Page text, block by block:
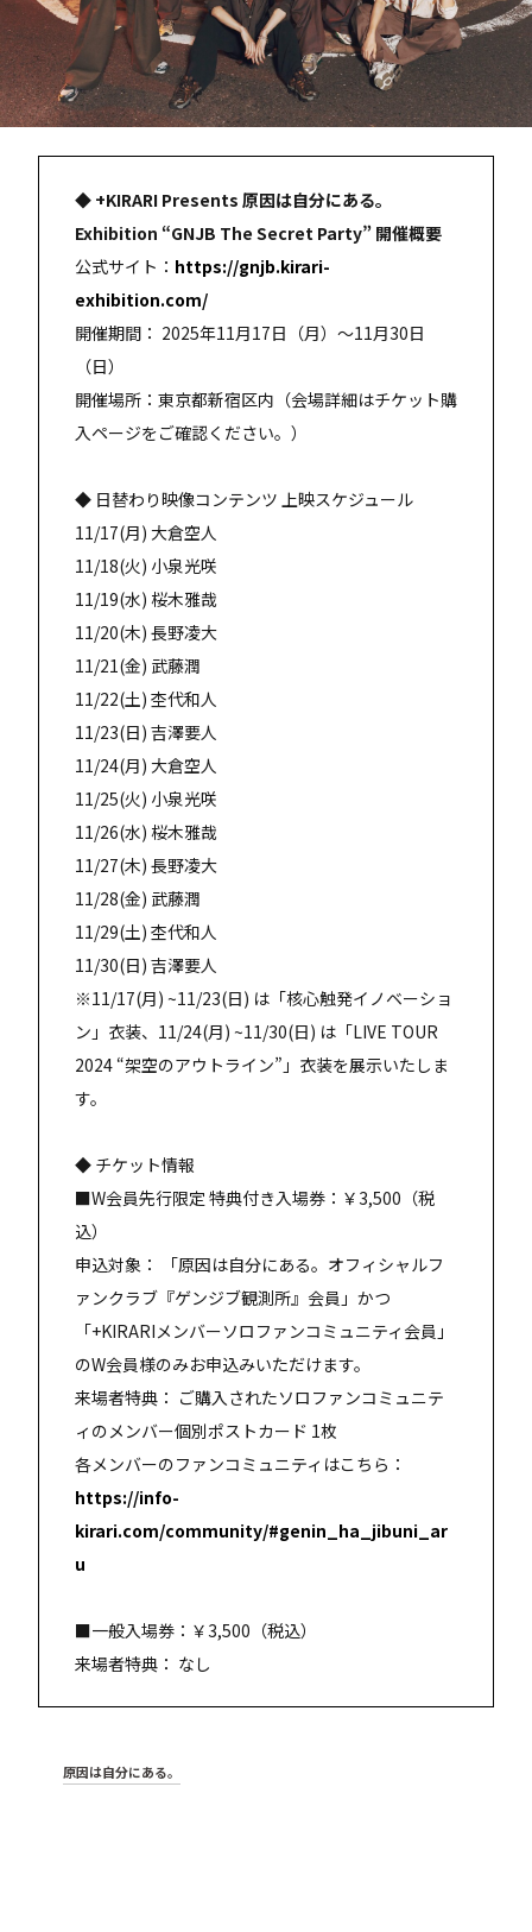
◆ +KIRARI Presents 原因は自分にある。
Exhibition “GNJB The Secret Party” 開催概要
公式サイト： https://gnjb.kirari-
exhibition.com/
開催期間： 2025年11月17日（月）～11月30日
（日）
開催場所：東京都新宿区内（会場詳細はチケット購
入ページをご確認ください。）
◆ 日替わり映像コンテンツ 上映スケジュール
11/17(月) 大倉空人
11/18(火) 小泉光咲
11/19(水) 桜木雅哉
11/20(木) 長野凌大
11/21(金) 武藤潤
11/22(土) 杢代和人
11/23(日) 吉澤要人
11/24(月) 大倉空人
11/25(火) 小泉光咲
11/26(水) 桜木雅哉
11/27(木) 長野凌大
11/28(金) 武藤潤
11/29(土) 杢代和人
11/30(日) 吉澤要人
※11/17(月) ~11/23(日) は「核心触発イノベーショ
ン」衣装、11/24(月) ~11/30(日) は「LIVE TOUR
2024 “架空のアウトライン”」衣装を展示いたしま
す。
◆ チケット情報
■W会員先行限定 特典付き入場券：￥3,500（税
込）
申込対象： 「原因は自分にある。オフィシャルフ
ァンクラブ『ゲンジブ観測所』会員」かつ
「+KIRARIメンバーソロファンコミュニティ会員」
のW会員様のみお申込みいただけます。
来場者特典： ご購入されたソロファンコミュニテ
ィのメンバー個別ポストカード 1枚
各メンバーのファンコミュニティはこちら：
https://info-
kirari.com/community/#genin_ha_jibuni_ar
u
■一般入場券：￥3,500（税込）
来場者特典： なし
原因は自分にある。